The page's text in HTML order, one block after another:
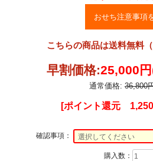
おせち注意事項
こちらの商品は送料無料（
早割価格:25,000
通常価格: 36,800
[ポイント還元
確認事項：
購入数：